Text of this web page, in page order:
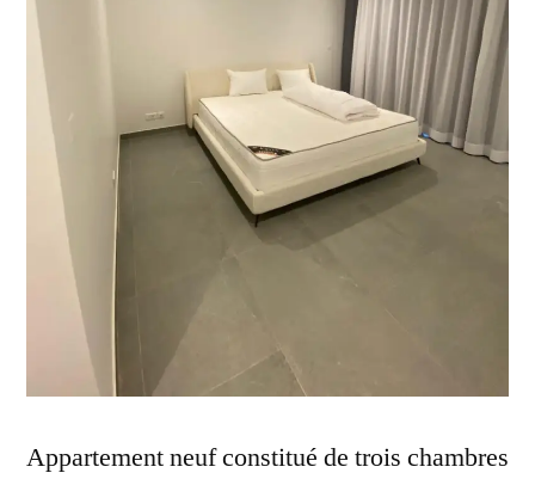
Appartement neuf constitué de trois chambres